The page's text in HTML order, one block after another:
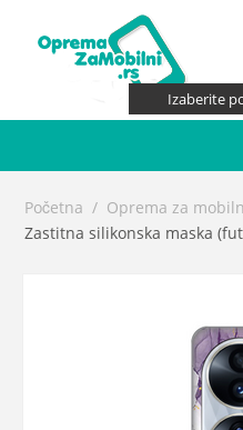
Izaberite
Početna / Oprema za
Zastitna silikonska maska